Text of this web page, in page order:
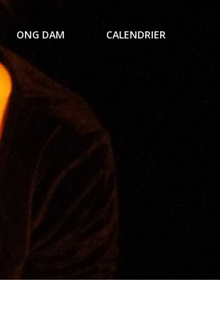
ONG DAM CALENDRIER